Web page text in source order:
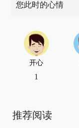
您此时的心情
开心
1
推荐阅读